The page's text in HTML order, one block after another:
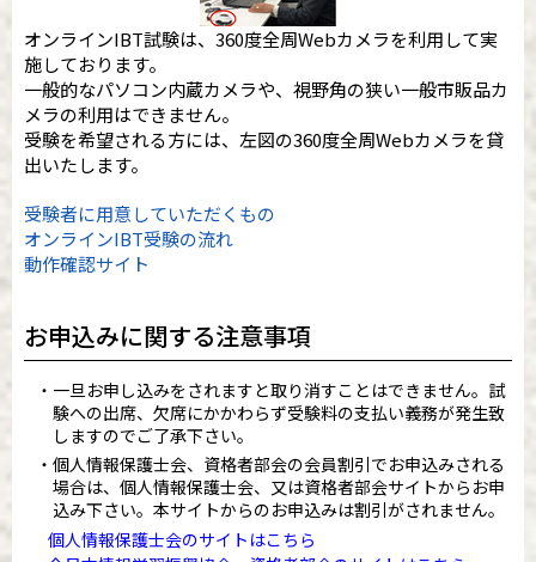
オンラインIBT試験は、360度全周Webカメラを利用して実
施しております。
一般的なパソコン内蔵カメラや、視野角の狭い一般市販品カ
メラの利用はできません。
受験を希望される方には、左図の360度全周Webカメラを貸
出いたします。
受験者に用意していただくもの
オンラインIBT受験の流れ
動作確認サイト
お申込みに関する注意事項
一旦お申し込みをされますと取り消すことはできません。試
験への出席、欠席にかかわらず受験料の支払い義務が発生致
しますのでご了承下さい。
個人情報保護士会、資格者部会の会員割引でお申込みされる
場合は、個人情報保護士会、又は資格者部会サイトからお申
込み下さい。本サイトからのお申込みは割引がされません。
個人情報保護士会のサイトはこちら